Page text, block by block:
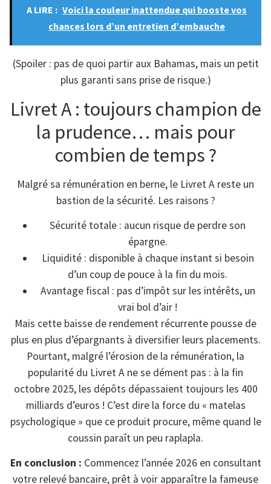
A LIRE : Voici la couleur inattendue qui booste vos
chances lors d’un entretien d’embauche
(Spoiler : pas de quoi partir aux Bahamas, mais un petit
plus garanti sans prise de risque.)
Livret A : toujours champion de
la prudence… mais pour
combien de temps ?
Malgré sa rémunération en berne, le Livret A reste un
bastion de la sécurité. Les raisons ?
Sécurité totale : aucun risque de perdre son
épargne.
Liquidité : disponible à chaque instant si besoin
d’un coup de pouce à la fin du mois.
Avantage fiscal : pas d’impôt sur les intérêts, un
vrai bol d’air !
Mais cette baisse de rendement récurrente pousse de
plus en plus d’épargnants à diversifier leurs placements.
Pourtant, malgré l’érosion de la rémunération, la
popularité du Livret A ne se dément pas : à la fin
octobre 2025, les dépôts dépassaient toujours les 400
milliards d’euros ! C’est dire la force du « matelas
psychologique » que ce produit procure, même quand le
coussin paraît un peu raplapla.
En conclusion : Commencez l’année 2026 en consultant
votre relevé bancaire, prêt à voir apparaître la fameuse